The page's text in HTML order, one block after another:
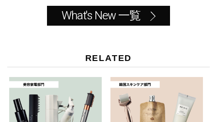
What's New 一覧
RELATED